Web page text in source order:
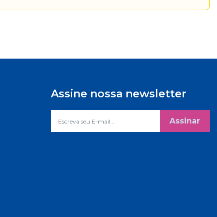
Assine nossa newsletter
Assinar